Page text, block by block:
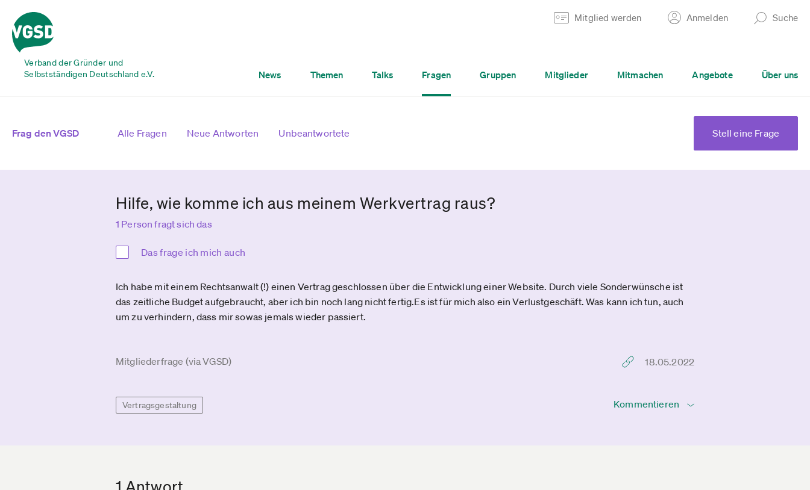
Verband der Gründer und
Selbstständigen Deutschland e.V.
Mitglied werden Anmelden Suche
News Themen Talks Fragen Gruppen Mitglieder Mitmachen Angebote Über uns
Frag den VGSD Alle Fragen Neue Antworten Unbeantwortete Stell eine Frage
Hilfe, wie komme ich aus meinem Werkvertrag raus?
1 Person fragt sich das
Das frage ich mich auch
Ich habe mit einem Rechtsanwalt (!) einen Vertrag geschlossen über die Entwicklung einer Website. Durch viele Sonderwünsche ist
das zeitliche Budget aufgebraucht, aber ich bin noch lang nicht fertig.Es ist für mich also ein Verlustgeschäft. Was kann ich tun, auch
um zu verhindern, dass mir sowas jemals wieder passiert.
Mitgliederfrage (via VGSD) 18.05.2022
Vertragsgestaltung Kommentieren
1 Antwort